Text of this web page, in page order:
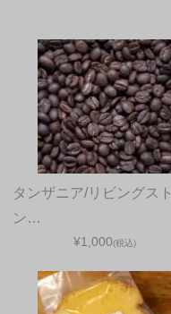
タンザニア/リビングスト
ン…
¥1,000(税込)